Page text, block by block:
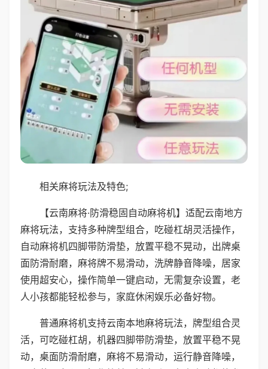
相关麻将玩法及特色;
【云南麻将·防滑稳固自动麻将机】适配云南地方
麻将玩法，支持多种牌型组合，吃碰杠胡灵活操作，
自动麻将机四脚带防滑垫，放置平稳不晃动，出牌桌
面防滑耐磨，麻将牌不易滑动，洗牌静音降噪，居家
使用超安心，操作简单一键启动，无需复杂设置，老
人小孩都能轻松参与，家庭休闲娱乐必备好物。
普通麻将机支持云南本地麻将玩法，牌型组合灵
活，可吃碰杠胡，机器四脚带防滑垫，放置平稳不晃
动，桌面防滑耐磨，麻将不易滑动，运行静音降噪，